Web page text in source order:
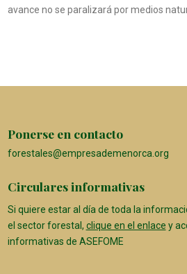
avance no se paralizará por medios
Ponerse en contacto
forestales@empresademenorca.org
Circulares informativas
Si quiere estar al día de toda la
el sector forestal, clique en el enlace y
informativas de ASEFOME